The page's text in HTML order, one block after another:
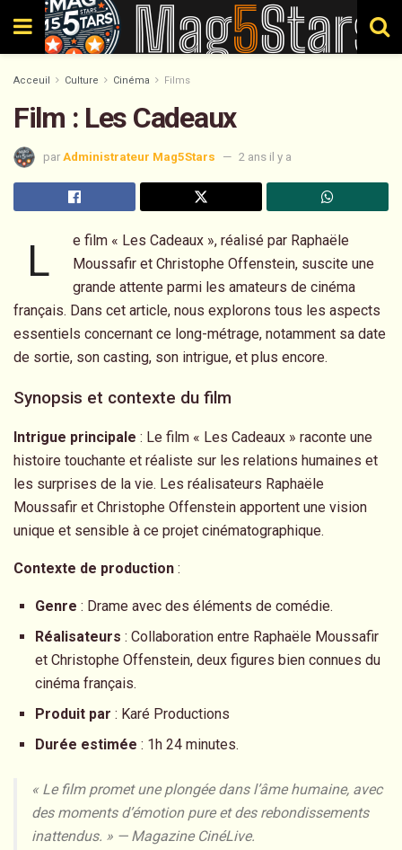
Acceuil Culture Cinéma Films
Film : Les Cadeaux
par Administrateur Mag5Stars 2 ans il y a
L
e film « Les Cadeaux », réalisé par Raphaële
Moussafir et Christophe Offenstein, suscite une
grande attente parmi les amateurs de cinéma
français. Dans cet article, nous explorons tous les aspects
essentiels concernant ce long-métrage, notamment sa date
de sortie, son casting, son intrigue, et plus encore.
Synopsis et contexte du film
Intrigue principale : Le film « Les Cadeaux » raconte une
histoire touchante et réaliste sur les relations humaines et
les surprises de la vie. Les réalisateurs Raphaële
Moussafir et Christophe Offenstein apportent une vision
unique et sensible à ce projet cinématographique.
Contexte de production :
Genre : Drame avec des éléments de comédie.
Réalisateurs : Collaboration entre Raphaële Moussafir
et Christophe Offenstein, deux figures bien connues du
cinéma français.
Produit par : Karé Productions
Durée estimée : 1h 24 minutes.
« Le film promet une plongée dans l’âme humaine, avec
des moments d’émotion pure et des rebondissements
inattendus. » — Magazine CinéLive.